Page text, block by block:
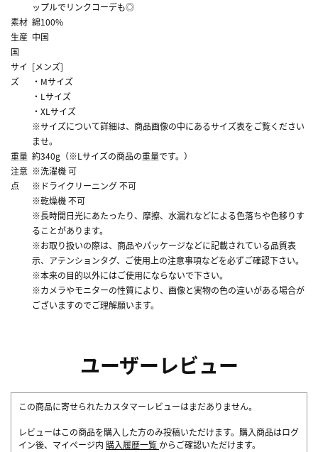
ップルでリンクコーデも◎
素材 綿100%
生産
国
中国
サイ
ズ
[メンズ]
・Mサイズ
・Lサイズ
・XLサイズ
※サイズについて詳細は、商品画像の中にあるサイズ表をご覧ください
ませ。
重量 約340g（※Lサイズの商品の重量です。）
注意
点
※洗濯機 可
※ドライクリーニング 不可
※乾燥機 不可
※長時間日光にあたったり、摩擦、水漏れなどによる色落ちや色移りす
ることがあります。
※お取り扱いの際は、商品やパッケージなどに記載されている品質表
示、アテンションタグ、ご使用上の注意事項などを必ずご確認下さい。
※本来の目的以外にはご使用にならないで下さい。
※カメラやモニターの性質により、画像と実物の色の違いがある場合が
ございますのでご理解願います。
ユーザーレビュー
この商品に寄せられたカスタマーレビューはまだありません。
レビューはこの商品を購入した方のみ投稿いただけます。購入商品はログ
イン後、マイページ内 購入履歴一覧 からご確認いただけます。